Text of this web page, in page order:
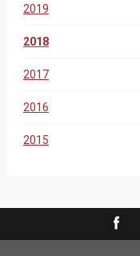
2019
2018
2017
2016
2015